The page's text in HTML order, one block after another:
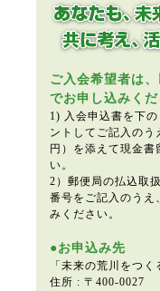
ご入会希望者は
でお申し込みくだ
1) 入会申込書を下
ントしてご記入のう
円）を添えて現金書
い。
2）郵便局の払込取
番号をご記入のうえ
みください。
●お申込み先
「未来の荒川をつ
住所 : 〒400-0027